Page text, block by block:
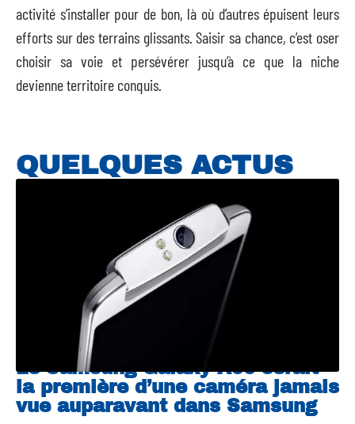
activité s’installer pour de bon, là où d’autres épuisent leurs
efforts sur des terrains glissants. Saisir sa chance, c’est oser
choisir sa voie et persévérer jusqu’à ce que la niche
devienne territoire conquis.
QUELQUES ACTUS
Le Samsung Galaxy A90 serait
la première d’une caméra jamais
vue auparavant dans Samsung